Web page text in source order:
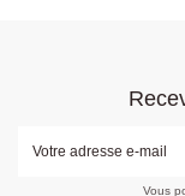
Vous